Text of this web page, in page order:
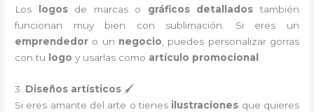
Los
logosde marcas o gráficos detallados también
funcionan muy bien con sublimación. Si eres un
emprendedor o un negocio, puedes personalizar gorras
con tu
logo y usarlas como artículo promocional .
3. Diseños artísticos 🖌️
Si eres amante del arte o tienes ilustraciones que quieres